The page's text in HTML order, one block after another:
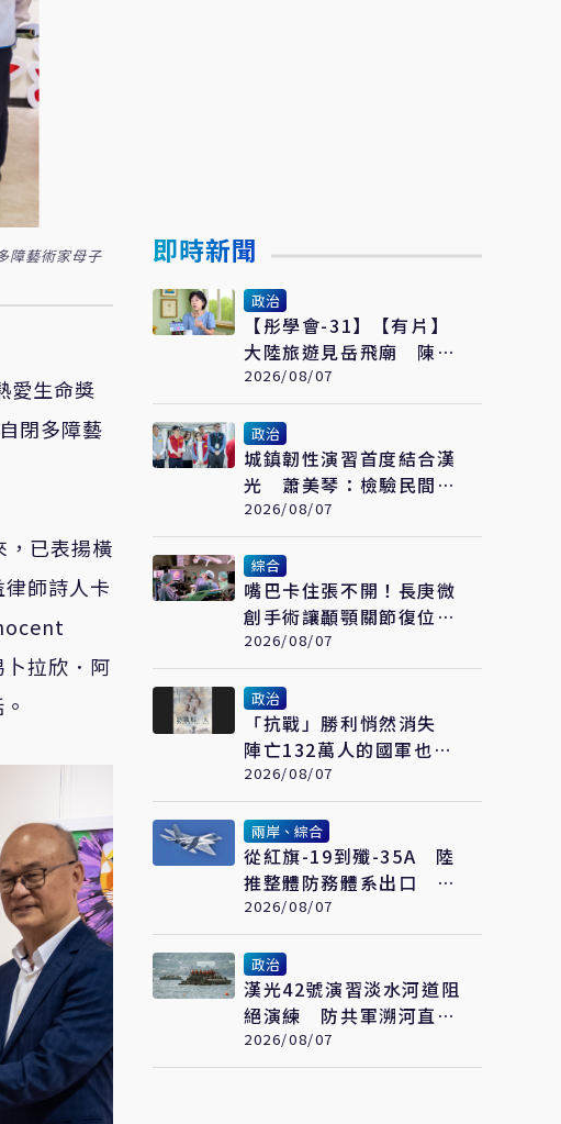
障藝術家母子
愛生命獎
閉多障藝
，已表揚橫
師詩人卡
拉欣．阿
即時新聞
政治
【彤學會-31】【有片】
大陸旅遊見岳飛廟 陳佩
琪哽咽：盼能為柯文哲京
華城案平反
2026/08/07
政治
城鎮韌性演習首度結合漢
光 蕭美琴：檢驗民間3
項能力展現防衛韌性（已
完稿）
2026/08/07
綜合
嘴巴卡住張不開！長庚微
創手術讓顳顎關節復位
成功率達97%
2026/08/07
政治
「抗戰」勝利悄然消失
陣亡132萬人的國軍也開
始跟著賴清德喊「終戰」
了
2026/08/07
兩岸、綜合
從紅旗-19到殲-35A 陸
推整體防務體系出口 巴
基斯坦成首要合作案例
2026/08/07
政治
漢光42號演習淡水河道阻
絕演練 防共軍溯河直取
台北
2026/08/07